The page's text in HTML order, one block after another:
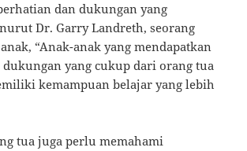
dan dukungan yang
Dr. Garry Landreth, seorang
“Anak-anak yang mendapatkan
yang cukup dari orang tua
kemampuan belajar yang lebih
tua juga perlu memahami